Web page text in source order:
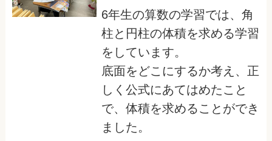
6年生の算数の学習では、角
柱と円柱の体積を求める学習
をしています。
底面をどこにするか考え、正
しく公式にあてはめたこと
で、体積を求めることができ
ました。